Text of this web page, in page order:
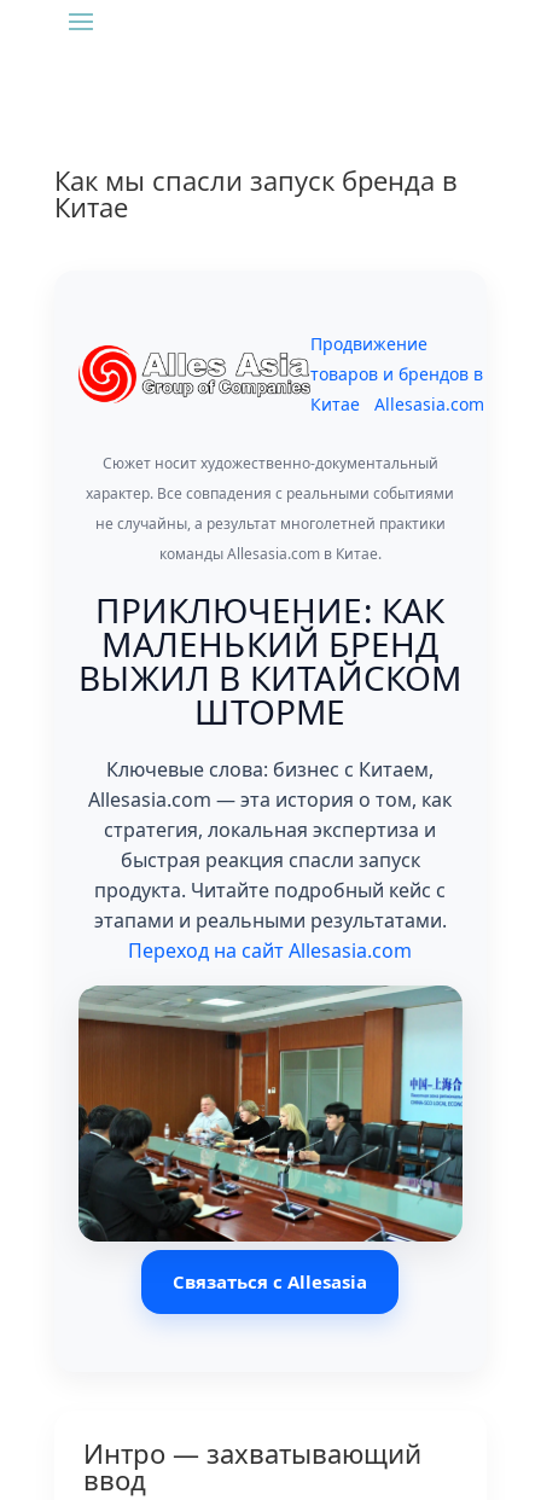
Как мы спасли запуск бренда в
Китае
Продвижение
товаров и брендов в
Китае
Allesasia.com
Сюжет носит художественно-документальный
характер. Все совпадения с реальными событиями
не случайны, а результат многолетней практики
команды Allesasia.com в Китае.
ПРИКЛЮЧЕНИЕ: КАК
МАЛЕНЬКИЙ БРЕНД
ВЫЖИЛ В КИТАЙСКОМ
ШТОРМЕ
Ключевые слова: бизнес с Китаем,
Allesasia.com — эта история о том, как
стратегия, локальная экспертиза и
быстрая реакция спасли запуск
продукта. Читайте подробный кейс с
этапами и реальными результатами.
Переход на сайт Allesasia.com
Связаться с Allesasia
Интро — захватывающий
ввод